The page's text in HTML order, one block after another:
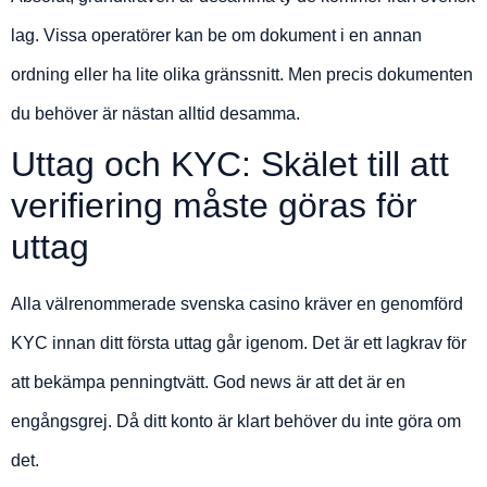
lag. Vissa operatörer kan be om dokument i en annan
ordning eller ha lite olika gränssnitt. Men precis dokumenten
du behöver är nästan alltid desamma.
Uttag och KYC: Skälet till att
verifiering måste göras för
uttag
Alla välrenommerade svenska casino kräver en genomförd
KYC innan ditt första uttag går igenom. Det är ett lagkrav för
att bekämpa penningtvätt. God news är att det är en
engångsgrej. Då ditt konto är klart behöver du inte göra om
det.